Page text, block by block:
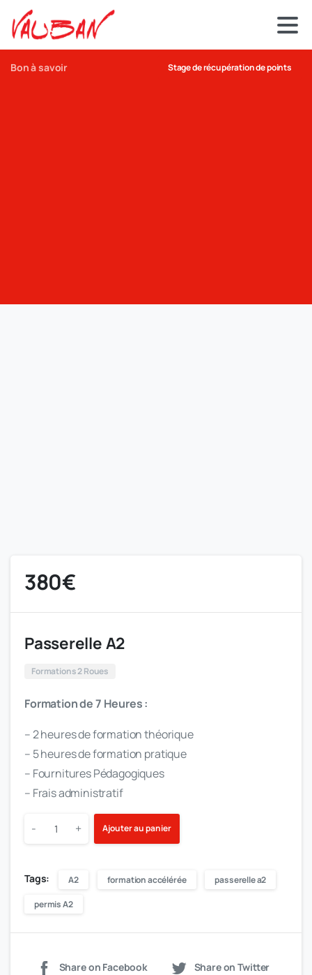
Bon à savoir Stage de récupération de points
380€
Passerelle A2
Formations 2 Roues
Formation de 7 Heures :
– 2 heures de formation théorique
– 5 heures de formation pratique
– Fournitures Pédagogiques
– Frais administratif
- + Ajouter au panier
Tags: A2 formation accélérée passerelle a2
permis A2
Share on Facebook Share on Twitter